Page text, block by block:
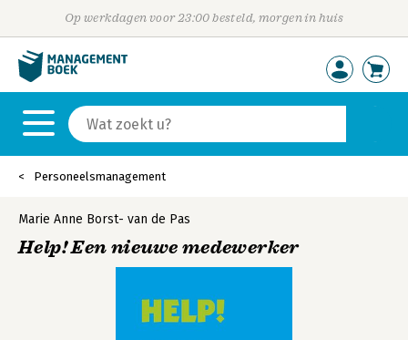
Op werkdagen voor 23:00 besteld, morgen in huis
Personeelsmanagement
Marie Anne Borst- van de Pas
Help! Een nieuwe medewerker